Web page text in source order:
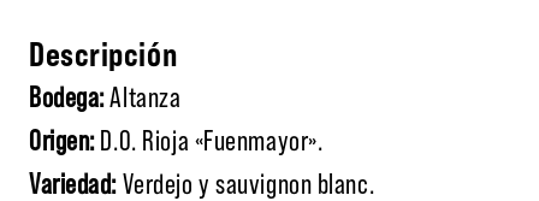
Descripción
Bodega:Altanza
Origen:D.O. Rioja «Fuenmayor».
Variedad:Verdejo y sauvignon blanc.